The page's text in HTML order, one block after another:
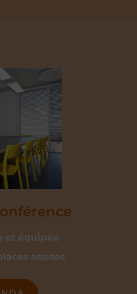
et équipée
assises